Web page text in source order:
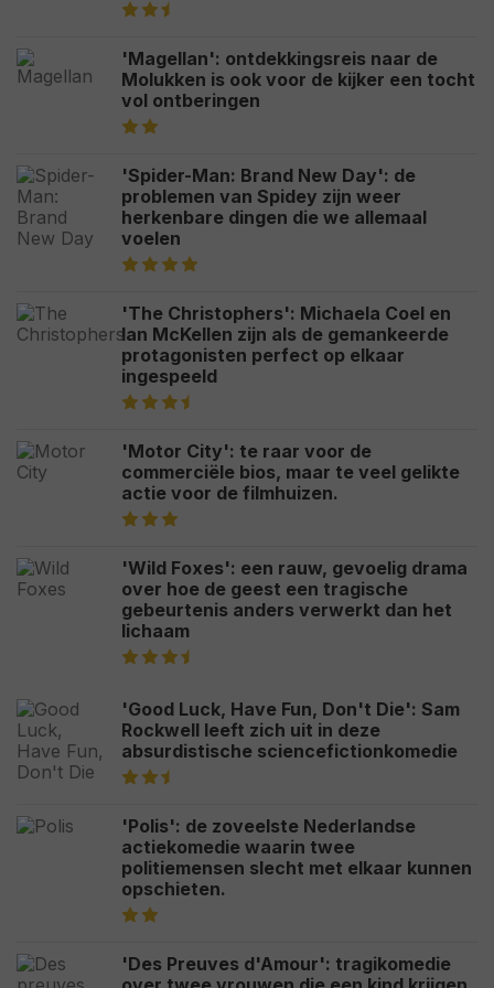
'Magellan': ontdekkingsreis naar de
Molukken is ook voor de kijker een tocht
vol ontberingen
'Spider-Man: Brand New Day': de
problemen van Spidey zijn weer
herkenbare dingen die we allemaal
voelen
'The Christophers': Michaela Coel en
Ian McKellen zijn als de gemankeerde
protagonisten perfect op elkaar
ingespeeld
'Motor City': te raar voor de
commerciële bios, maar te veel gelikte
actie voor de filmhuizen.
'Wild Foxes': een rauw, gevoelig drama
over hoe de geest een tragische
gebeurtenis anders verwerkt dan het
lichaam
'Good Luck, Have Fun, Don't Die': Sam
Rockwell leeft zich uit in deze
absurdistische sciencefictionkomedie
'Polis': de zoveelste Nederlandse
actiekomedie waarin twee
politiemensen slecht met elkaar kunnen
opschieten.
'Des Preuves d'Amour': tragikomedie